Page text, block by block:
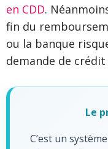
en CDD.
fin du
ou la banque
demande de
Le
C’est un